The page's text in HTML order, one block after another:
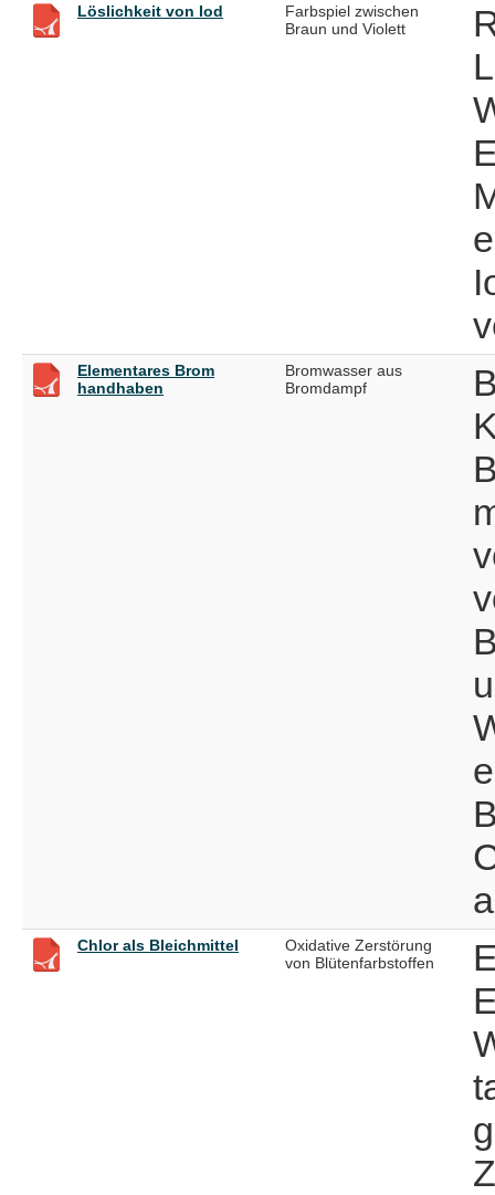
Löslichkeit von Iod
Farbspiel zwischen
Braun und Violett
Elementares Brom
handhaben
Bromwasser aus
Bromdampf
Chlor als Bleichmittel
Oxidative Zerstörung
von Blütenfarbstoffen